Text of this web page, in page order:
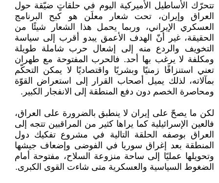
تتحرّك الأساطيل الأميركية اليوم في حلقاتٍ ضيّقة حول
العراق وإيران، تحت شعار معلَن هو كبح البرنامج
العسكري الإيراني، وربما يحمل هذا الشعار شيئًا من
الحقيقة، غير أنّ الهدف الأعمق يبدو أقرب إلى سياسة
التخويف والردع منه إلى إشعال حرب شاملة طويلة
ومكلفة لا يرغب بها أحد. فالحرب المفتوحة مع طهران
تعني استنزافًا زمنيًا وبشريًا واقتصاديًا لا يمكن التحكّم
بمآلاته، لذلك يميل أصحاب القرار إلى استعراض القوّة
ومحاصرة الخصم دون دفع المنطقة إلى الانفجار الكبير.
لكن ما يصحّ على إيران لا ينطبق بالضرورة على العراق،
فالعين الإسرائيلية كما يراها كثير من المراقبين تتجه إلى
العراق بوصفه الحلقة التالية في مشروع تفكيك دول
المنطقة بعد إغراق سوريا في الفوضى وإضعاف جيشها
وتحويلها عمليًا إلى ساحة منزوعة السلاح، مفتوحة أمام
الضغوط السياسية والعسكرية متى شاءت القوى الكبرى.